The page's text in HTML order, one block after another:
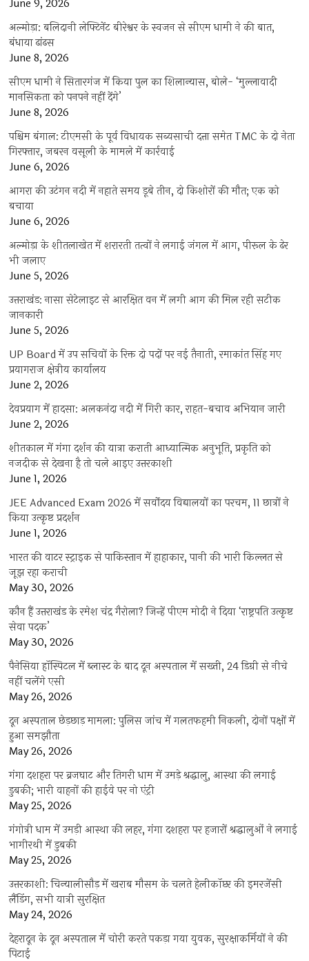
June 9, 2026
अल्मोड़ा: बलिदानी लेफ्टिनेंट बीरेश्वर के स्वजन से सीएम धामी ने की बात,
बंधाया ढांढस
June 8, 2026
सीएम धामी ने सितारगंज में किया पुल का शिलान्यास, बोले- ‘मुल्लावादी
मानसिकता को पनपने नहीं देंगे’
June 8, 2026
पश्चिम बंगाल: टीएमसी के पूर्व विधायक सब्यसाची दत्ता समेत TMC के दो नेता
गिरफ्तार, जबरन वसूली के मामले में कार्रवाई
June 6, 2026
आगरा की उटंगन नदी में नहाते समय डूबे तीन, दो किशोरों की मौत; एक को
बचाया
June 6, 2026
अल्मोड़ा के शीतलाखेत में शरारती तत्वों ने लगाई जंगल में आग, पीरूल के ढेर
भी जलाए
June 5, 2026
उत्तराखंड: नासा सेटेलाइट से आरक्षित वन में लगी आग की मिल रही सटीक
जानकारी
June 5, 2026
UP Board में उप सचिवों के रिक्त दो पदों पर नई तैनाती, रमाकांत सिंह गए
प्रयागराज क्षेत्रीय कार्यालय
June 2, 2026
देवप्रयाग में हादसा: अलकनंदा नदी में गिरी कार, राहत-बचाव अभियान जारी
June 2, 2026
शीतकाल में गंगा दर्शन की यात्रा कराती आध्यात्मिक अनुभूति, प्रकृति को
नजदीक से देखना है तो चले आइए उत्तरकाशी
June 1, 2026
JEE Advanced Exam 2026 में सर्वोदय विद्यालयों का परचम, 11 छात्रों ने
किया उत्कृष्ट प्रदर्शन
June 1, 2026
भारत की वाटर स्ट्राइक से पाकिस्तान में हाहाकार, पानी की भारी किल्लत से
जूझ रहा कराची
May 30, 2026
कौन हैं उत्तराखंड के रमेश चंद्र गैरोला? जिन्हें पीएम मोदी ने दिया ‘राष्ट्रपति उत्कृष्ट
सेवा पदक’
May 30, 2026
पैनेसिया हॉस्पिटल में ब्लास्ट के बाद दून अस्पताल में सख्ती, 24 डिग्री से नीचे
नहीं चलेंगे एसी
May 26, 2026
दून अस्पताल छेड़छाड़ मामला: पुलिस जांच में गलतफहमी निकली, दोनों पक्षों में
हुआ समझौता
May 26, 2026
गंगा दशहरा पर ब्रजघाट और तिगरी धाम में उमड़े श्रद्धालु, आस्था की लगाई
डुबकी; भारी वाहनों की हाईवे पर नो एंट्री
May 25, 2026
गंगोत्री धाम में उमड़ी आस्था की लहर, गंगा दशहरा पर हजारों श्रद्धालुओं ने लगाई
भागीरथी में डुबकी
May 25, 2026
उत्तरकाशी: चिन्यालीसौड़ में खराब मौसम के चलते हेलीकॉप्टर की इमरजेंसी
लैंडिंग, सभी यात्री सुरक्षित
May 24, 2026
देहरादून के दून अस्पताल में चोरी करते पकड़ा गया युवक, सुरक्षाकर्मियों ने की
पिटाई